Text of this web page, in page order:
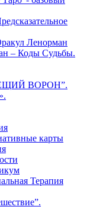
Ленорман
– Коды Судьбы.
ВОРОН”.
карты
Терапия